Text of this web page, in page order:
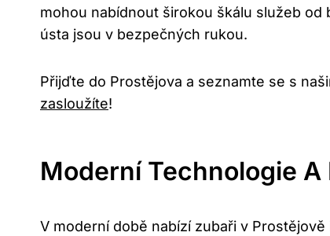
mohou nabídnout širokou škálu služeb
ústa jsou v bezpečných rukou.
Přijďte do Prostějova a seznamte se s
zasloužíte!
Moderní Technologie
V moderní době nabízí zubaři v